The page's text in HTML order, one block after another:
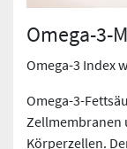
Omega-3-
Omega-3 Index
Omega-3-
Zellmembranen
Körperzellen.